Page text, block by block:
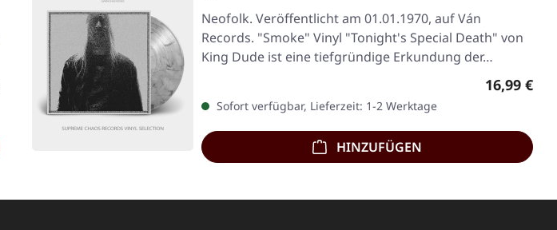
Neofolk. Veröffentlicht am 01.01.1970, auf Ván
Records. "Smoke" Vinyl "Tonight's Special Death" von
King Dude ist eine tiefgründige Erkundung der…
Regulärer
16,99 €
Sofort verfügbar, Lieferzeit: 1-2 Werktage
HINZUFÜGEN